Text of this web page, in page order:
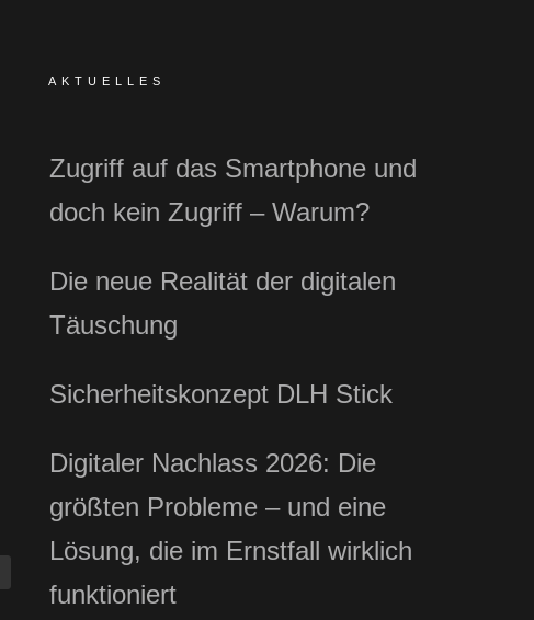
AKTUELLES
Zugriff auf das Smartphone und
doch kein Zugriff – Warum?
Die neue Realität der digitalen
Täuschung
Sicherheitskonzept DLH Stick
Digitaler Nachlass 2026: Die
größten Probleme – und eine
Lösung, die im Ernstfall wirklich
funktioniert